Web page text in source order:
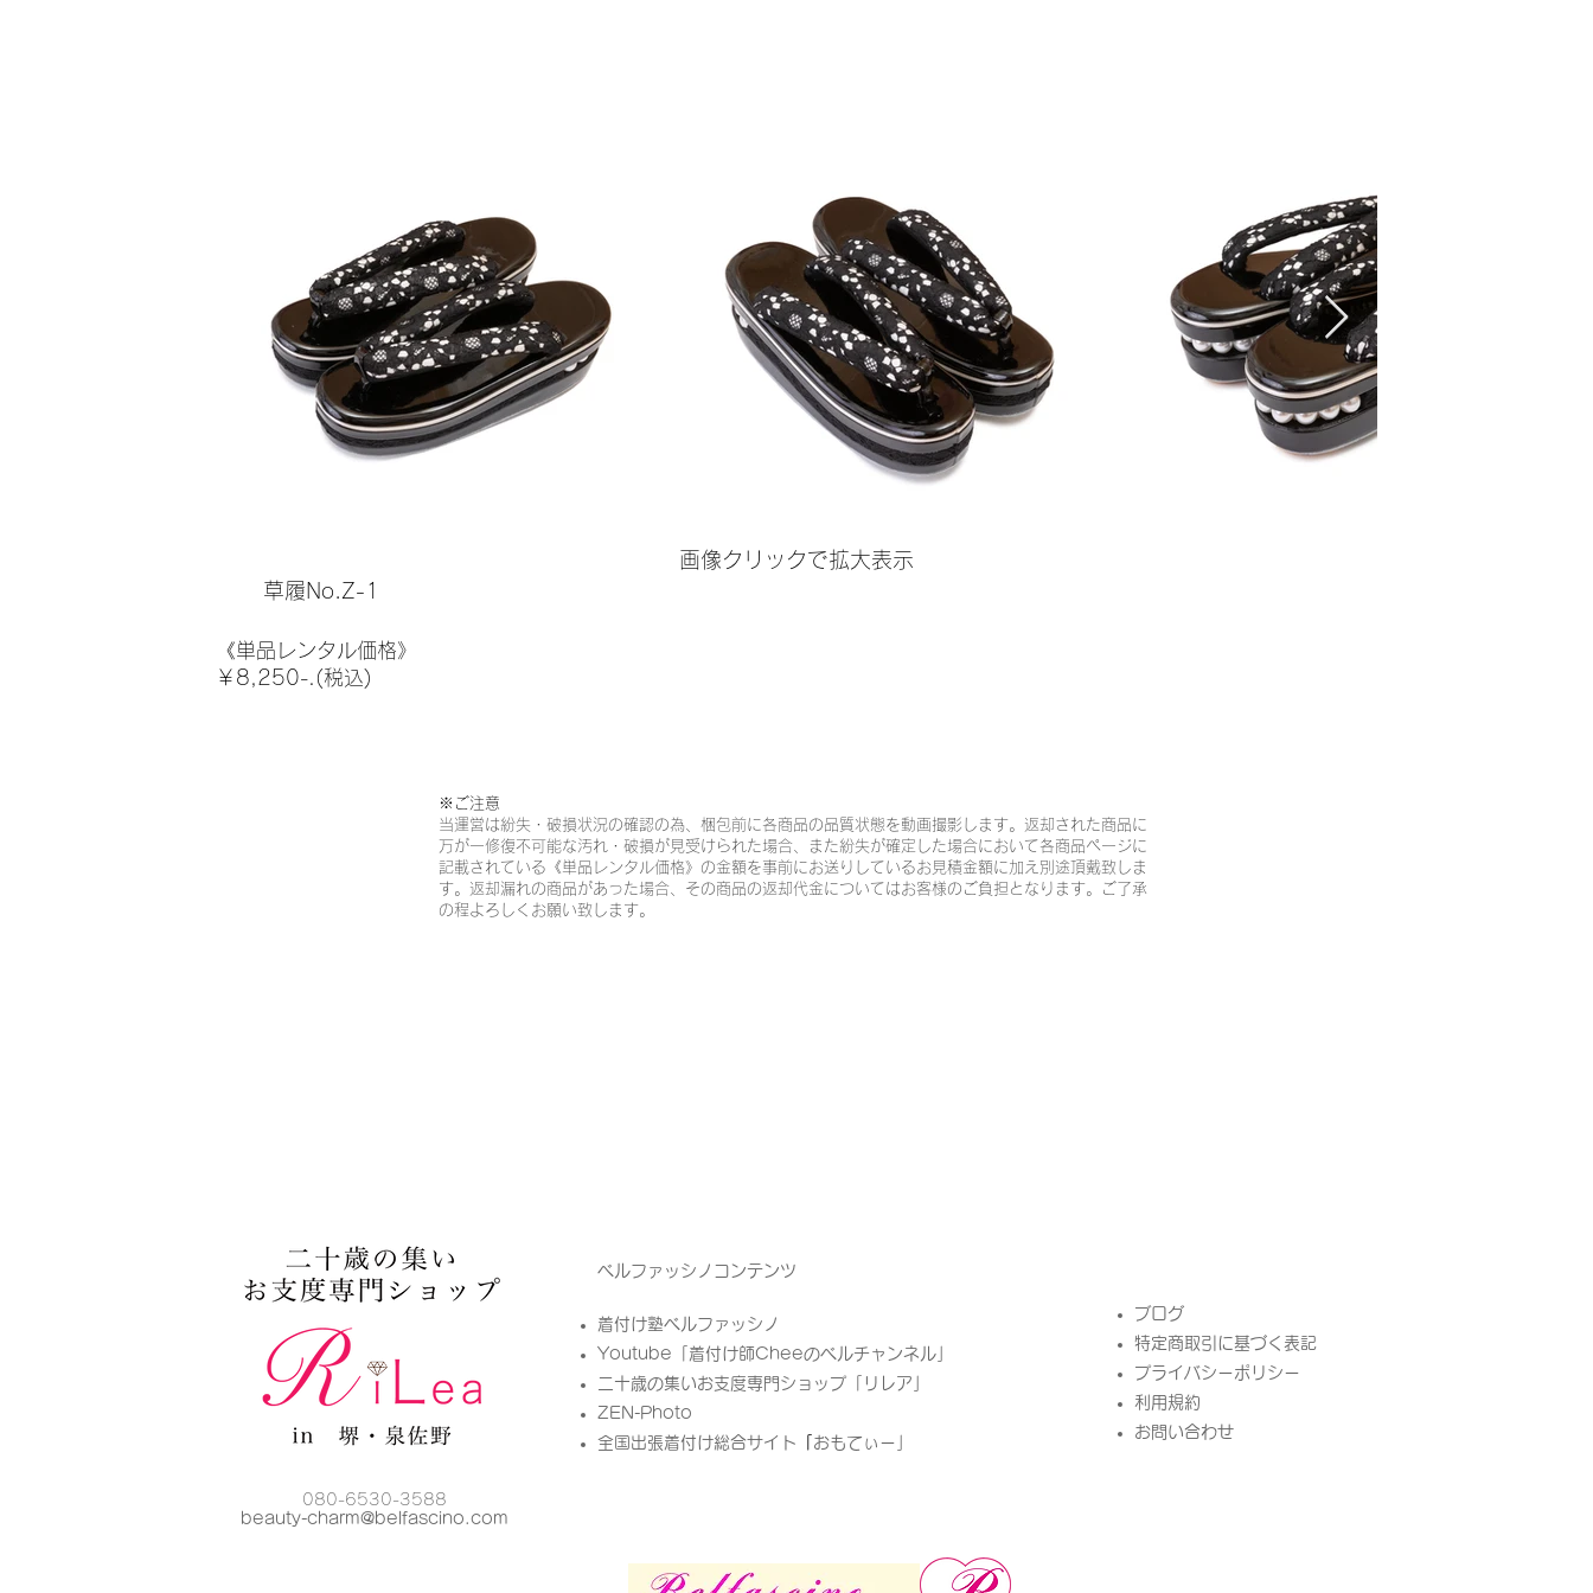
画像クリックで拡大表示
草履No.Z-1
《単品レンタル価格》
￥8,250-.(税込)
※ご注意​
当運営は紛失・破損状況の確認の為、梱包前に各商品の品質状態を動画撮影します。返却された商品に
万が一修復不可能な汚れ・破損が見受けられた場合、また紛失が確定した場合において各商品ページに
記載されている《単品レンタル価格》の金額を事前にお送りしているお見積金額に加え別途頂戴致しま
す。返却漏れの商品があった場合、その商品の返却代金についてはお客様のご負担となります。ご了承
の程よろしくお願い致します。
ベルファッシノコンテンツ
着付け塾ベルファッシノ
Youtube「 着付け師Cheeのベルチャンネル」
二十歳の集いお支度専門ショップ「リレア」​
ZEN-Photo
全国出張着付け総合サイト
​おもてぃー」​
​ブログ
特定商取引に基づく表記
プライバシーポリシー
​利用規約
お問い合わせ
080-6530-3588
beauty-charm@belfascino.com